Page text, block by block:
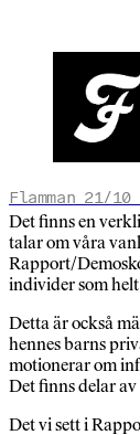
Flamman 21/10
Det finns en
talar om våra
Rapport/
individer som
Detta är också
hennes barns
motionerar om
Det finns delar
Det vi sett i